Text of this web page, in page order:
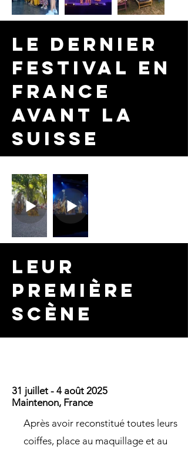
le dernier
festival en
france
avant la
suisse
leur
première
scène
31 juillet - 4 août 2025
Maintenon, France
Après avoir reconstitué toutes leurs
coiffes, place au maquillage et au